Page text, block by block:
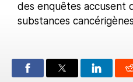
des enquêtes accusent
substances